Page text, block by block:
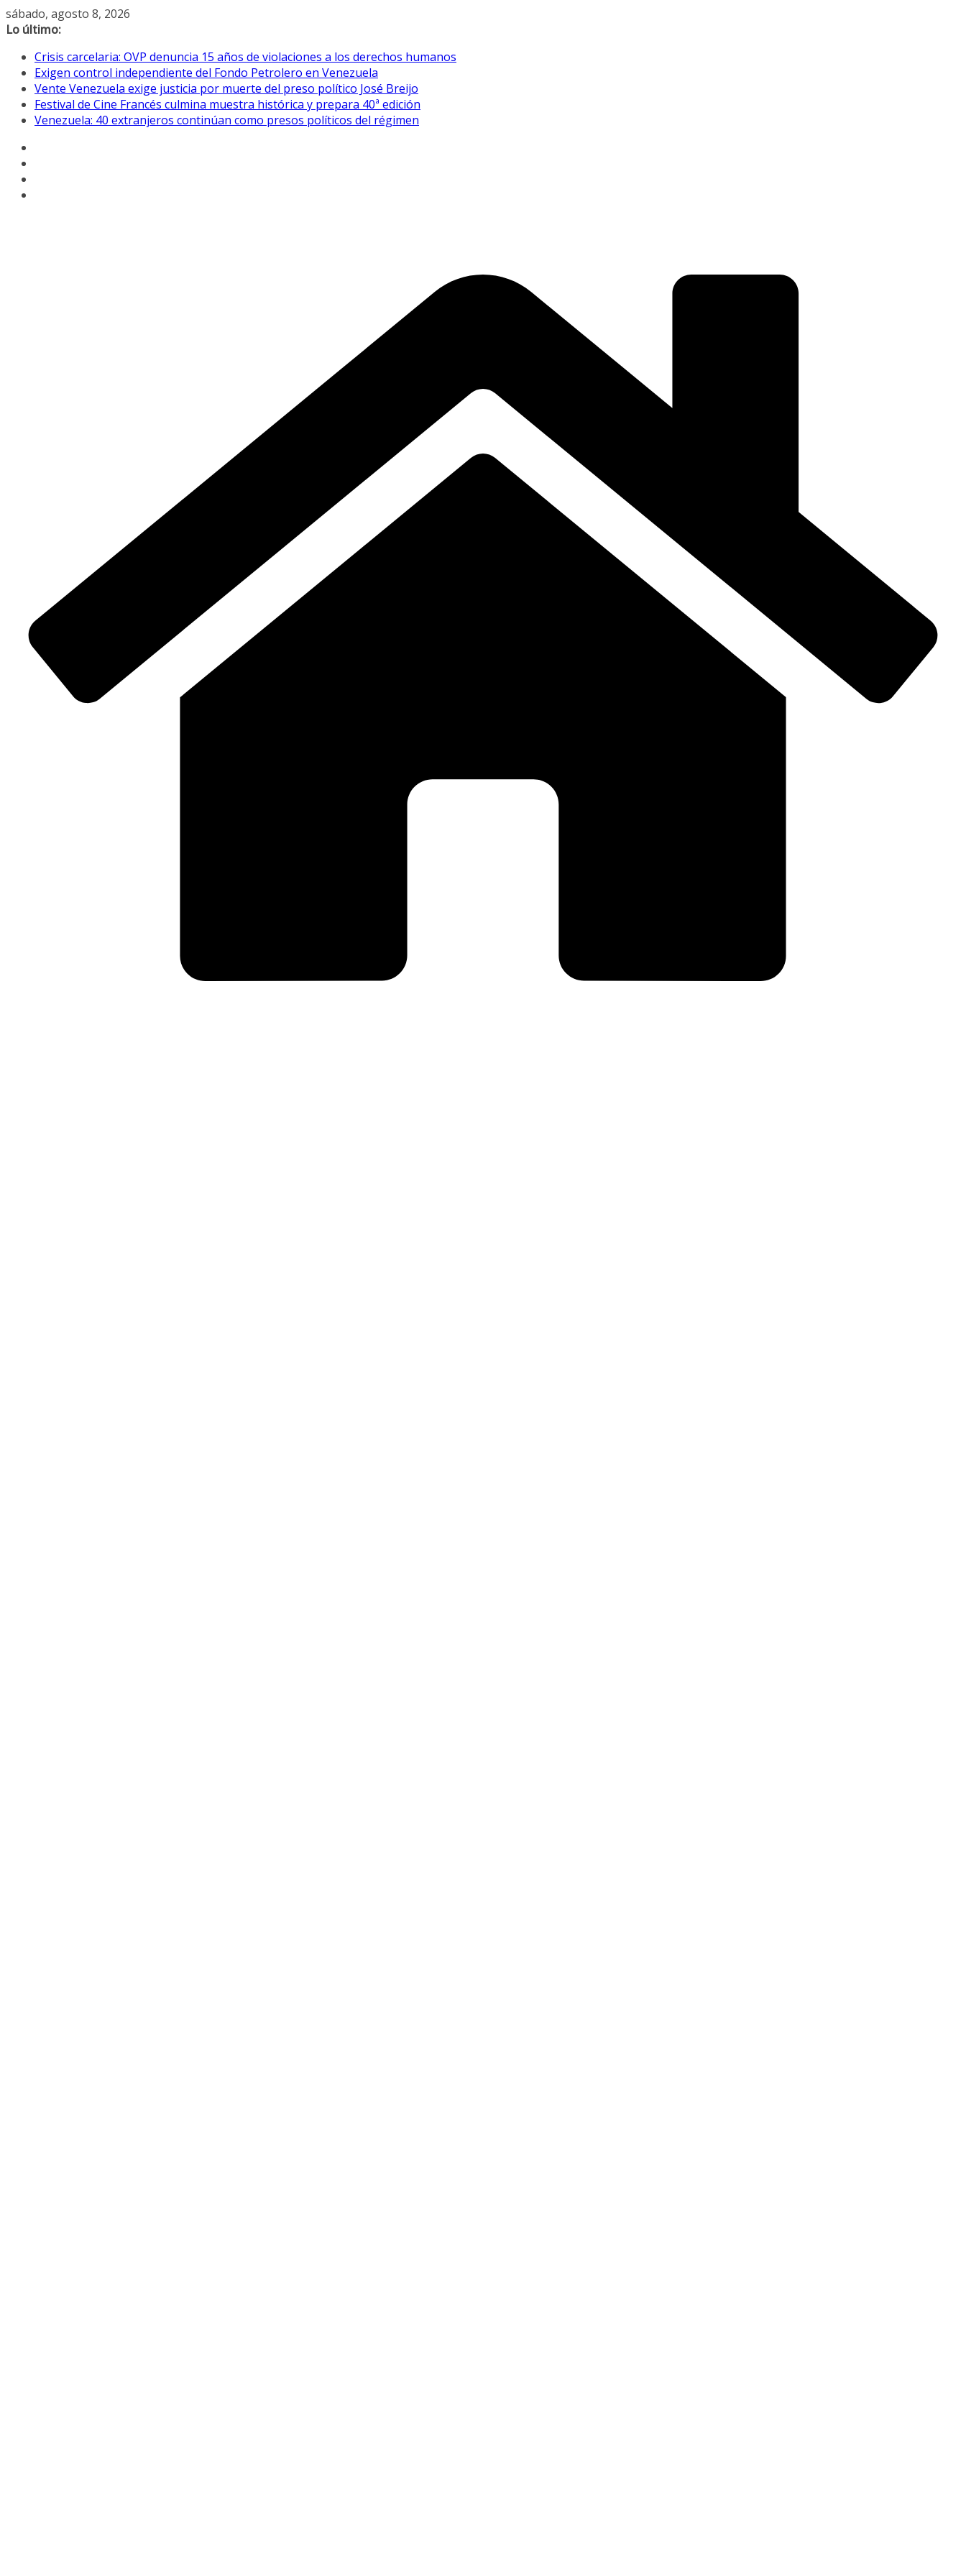
Saltar
al
sábado, agosto 8, 2026
Lo último:
Crisis carcelaria: OVP denuncia 15 años de violaciones a los derechos humanos
Exigen control independiente del Fondo Petrolero en Venezuela
Vente Venezuela exige justicia por muerte del preso político José Breijo
Festival de Cine Francés culmina muestra histórica y prepara 40ª edición
Venezuela: 40 extranjeros continúan como presos políticos del régimen